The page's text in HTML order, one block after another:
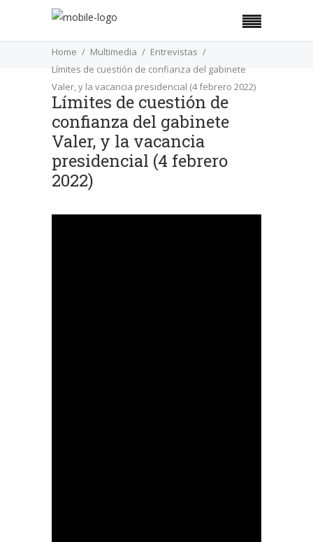
Home Multimedia
Entrevistas
Límites de cuestión de confianza del gabinete
Valer, y la vacancia presidencial (4 febrero 2022)
Límites de cuestión de
confianza del gabinete
Valer, y la vacancia
presidencial (4 febrero
2022)